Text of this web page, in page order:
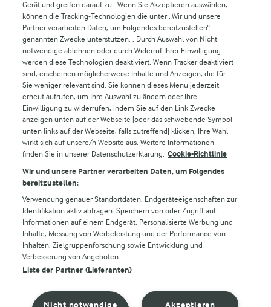
Weitere Arla Websites
Castello
Lurpak
Arla Pro
Für unsere Landwirt:innen
Folge uns!
Cookie Wahl wieder öffnen
Gerät und greifen darauf zu . Wenn Sie Akzeptieren auswählen,
können die Tracking-Technologien die unter „Wir und unsere
Partner verarbeiten Daten, um Folgendes bereitzustellen“
genannten Zwecke unterstützen. . Durch Auswahl von Nicht
notwendige ablehnen oder durch Widerruf Ihrer Einwilligung
werden diese Technologien deaktiviert. Wenn Tracker deaktiviert
sind, erscheinen möglicherweise Inhalte und Anzeigen, die für
Sie weniger relevant sind. Sie können dieses Menü jederzeit
erneut aufrufen, um Ihre Auswahl zu ändern oder Ihre
Einwilligung zu widerrufen, indem Sie auf den Link Zwecke
anzeigen unten auf der Webseite [oder das schwebende Symbol
unten links auf der Webseite, falls zutreffend] klicken. Ihre Wahl
wirkt sich auf unsere/n Website aus. Weitere Informationen
finden Sie in unserer Datenschutzerklärung. Cookie-Richtlinie
Wir und unsere Partner verarbeiten Daten, um Folgendes
bereitzustellen:
Verwendung genauer Standortdaten. Endgeräteeigenschaften zur
Identifikation aktiv abfragen. Speichern von oder Zugriff auf
Informationen auf einem Endgerät. Personalisierte Werbung und
Inhalte, Messung von Werbeleistung und der Performance von
Inhalten, Zielgruppenforschung sowie Entwicklung und
Verbesserung von Angeboten.
Liste der Partner (Lieferanten)
Akzeptieren
Nicht notwendige